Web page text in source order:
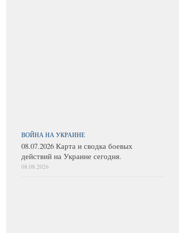
ВОЙНА НА УКРАИНЕ
08.07.2026 Карта и сводка боевых
действий на Украине сегодня.
08.08.2026